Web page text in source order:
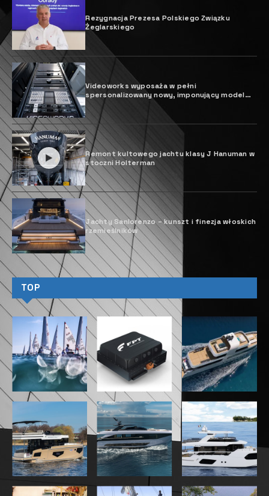
Rezygnacja Prezesa Polskiego Związku
Żeglarskiego
Videoworks wyposaża w pełni
spersonalizowany nowy, imponujący model
Sparta Hessen
Remont kultowego jachtu klasy J Hanuman w
stoczni Holterman
Jachty Sanlorenzo – kunszt i finezja włoskich
rzemieślników
TOP